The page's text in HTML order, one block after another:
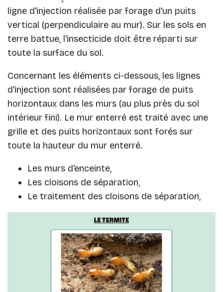
ligne d'injection réalisée par forage d'un puits
vertical (perpendiculaire au mur). Sur les sols en
terre battue, l'insecticide doit être réparti sur
toute la surface du sol.
Concernant les éléments ci-dessous, les lignes
d'injection sont réalisées par forage de puits
horizontaux dans les murs (au plus près du sol
intérieur fini). Le mur enterré est traité avec une
grille et des puits horizontaux sont forés sur
toute la hauteur du mur enterré.
Les murs d'enceinte,
Les cloisons de séparation,
Le traitement des cloisons de séparation,